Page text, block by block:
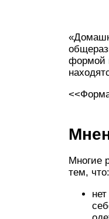
формой
Многие
тем, что: